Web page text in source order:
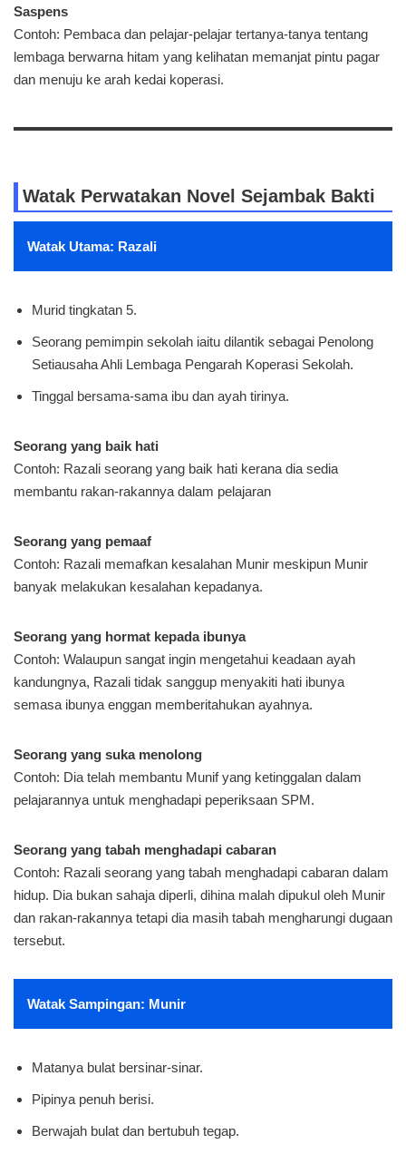
Saspens
Contoh: Pembaca dan pelajar-pelajar tertanya-tanya tentang
lembaga berwarna hitam yang kelihatan memanjat pintu pagar
dan menuju ke arah kedai koperasi.
Watak Perwatakan Novel Sejambak Bakti
Watak Utama: Razali
Murid tingkatan 5.
Seorang pemimpin sekolah iaitu dilantik sebagai Penolong
Setiausaha Ahli Lembaga Pengarah Koperasi Sekolah.
Tinggal bersama-sama ibu dan ayah tirinya.
Seorang yang baik hati
Contoh: Razali seorang yang baik hati kerana dia sedia
membantu rakan-rakannya dalam pelajaran
Seorang yang pemaaf
Contoh: Razali memafkan kesalahan Munir meskipun Munir
banyak melakukan kesalahan kepadanya.
Seorang yang hormat kepada ibunya
Contoh: Walaupun sangat ingin mengetahui keadaan ayah
kandungnya, Razali tidak sanggup menyakiti hati ibunya
semasa ibunya enggan memberitahukan ayahnya.
Seorang yang suka menolong
Contoh: Dia telah membantu Munif yang ketinggalan dalam
pelajarannya untuk menghadapi peperiksaan SPM.
Seorang yang tabah menghadapi cabaran
Contoh: Razali seorang yang tabah menghadapi cabaran dalam
hidup. Dia bukan sahaja diperli, dihina malah dipukul oleh Munir
dan rakan-rakannya tetapi dia masih tabah mengharungi dugaan
tersebut.
Watak Sampingan: Munir
Matanya bulat bersinar-sinar.
Pipinya penuh berisi.
Berwajah bulat dan bertubuh tegap.